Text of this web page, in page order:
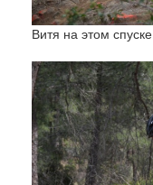
Витя на этом спуске.